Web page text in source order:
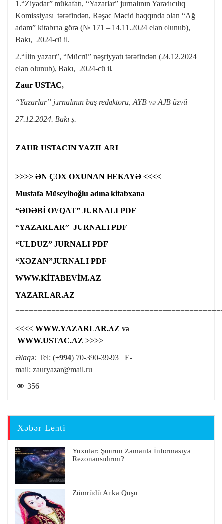
1.“Ziyadar” mükafatı, “Yazarlar” jurnalının Yaradıcılıq
Komissiyası tərəfindən, Rəşad Məcid haqqında olan “Ağ
adam” kitabına görə (№ 171 – 14.11.2024 elan olunub),
Bakı, 2024-cü il.
2.“İlin yazarı”, “Mücrü” nəşriyyatı tərəfindən (24.12.2024
elan olunub), Bakı, 2024-cü il.
Zaur USTAC,
“Yazarlar” jurnalının baş redaktoru, AYB və AJB üzvü
27.12.2024. Bakı ş.
ZAUR USTACIN YAZILARI
>>>> ƏN ÇOX OXUNAN HEKAYƏ <<<<
Mustafa Müseyiboğlu adına kitabxana
“ƏDƏBİ OVQAT” JURNALI PDF
“YAZARLAR” JURNALI PDF
“ULDUZ” JURNALI PDF
“XƏZAN”JURNALI PDF
WWW.KİTABEVİM.AZ
YAZARLAR.AZ
<<<< WWW.YAZARLAR.AZ və
WWW.USTAC.AZ >>>>
Əlaqə: Tel: (+994) 70-390-39-93 E-
mail: zauryazar@mail.ru
356
Xəbər Lenti
Yuxular: Şüurun Zamanla İnformasiya
Rezonansıdırmı?
Zümrüdü Anka Quşu